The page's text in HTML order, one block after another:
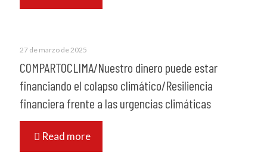
27 de marzo de 2025
COMPARTOCLIMA/Nuestro dinero puede estar
financiando el colapso climático/Resiliencia
financiera frente a las urgencias climáticas
Read more